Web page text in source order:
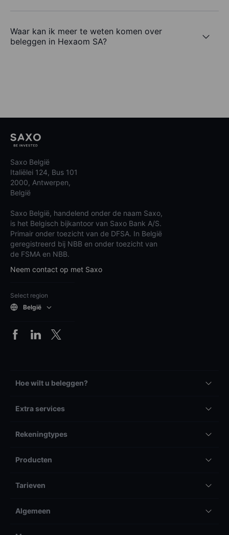
Waar kan ik meer te weten komen over
beleggen in Hexaom SA?
Saxo België
Italiëlei 124, Bus 101
2000, Antwerpen,
België
Saxo België, handelend onder de naam Saxo,
is het Belgisch bijkantoor van Saxo Bank A/S.
Primair onder toezicht van de DFSA. In België
geregistreerd bij NBB en onder toezicht van
de FSMA en NBB.
Neem contact op met Saxo
Select region
België
Hoe wilt u beleggen?
Extra services
Rekeningtypes
Producten
Tarieven
Algemeen